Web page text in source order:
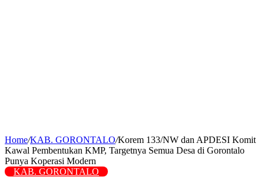
Home/KAB. GORONTALO/Korem 133/NW dan APDESI Komit
Kawal Pembentukan KMP, Targetnya Semua Desa di Gorontalo
Punya Koperasi Modern
KAB. GORONTALO